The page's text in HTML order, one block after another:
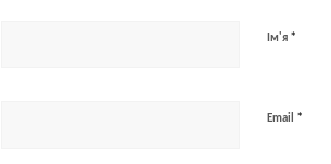
Ім'я *
Email *